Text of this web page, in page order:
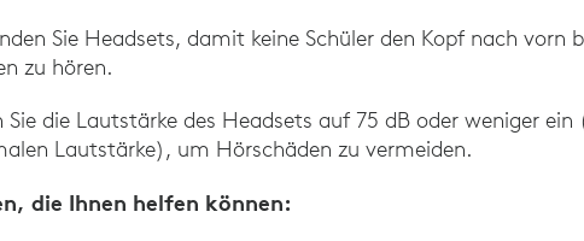
Sie Headsets, damit keine Schüler den Kopf nach vorn
zu hören.
Sie die Lautstärke des Headsets auf 75 dB oder weniger
Lautstärke), um Hörschäden zu vermeiden.
die Ihnen helfen können: